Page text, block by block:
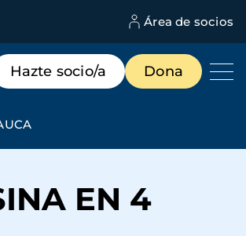
Área de socios
Hazte socio/a Dona
EN 4